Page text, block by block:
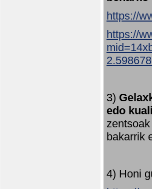
https://
https://
3)
edo
bakarrik
4) Honi